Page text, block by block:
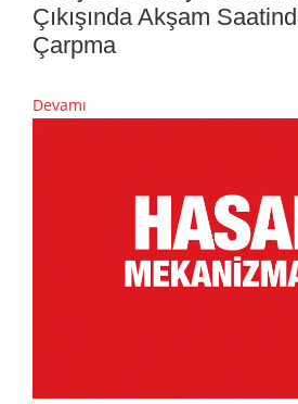
Çıkışında Akşam
Çarpma
Devamı